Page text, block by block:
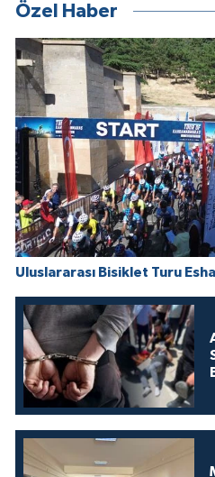
Özel Haber
Uluslararası Bisiklet Turu